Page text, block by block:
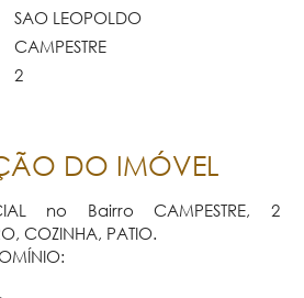
SAO LEOPOLDO
CAMPESTRE
2
DO IMÓVEL
no Bairro CAMPESTRE, 2
COZINHA, PATIO.